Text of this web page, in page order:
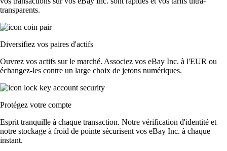
transparents.
Diversifiez vos paires d'actifs
Ouvrez vos actifs sur le marché. Associez vos eBay Inc. à l'EUR ou
échangez-les contre un large choix de jetons numériques.
Protégez votre compte
Esprit tranquille à chaque transaction. Notre vérification d'identité et
notre stockage à froid de pointe sécurisent vos eBay Inc. à chaque
instant.